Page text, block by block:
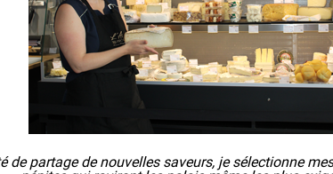
partage de nouvelles saveurs, je sélectionne